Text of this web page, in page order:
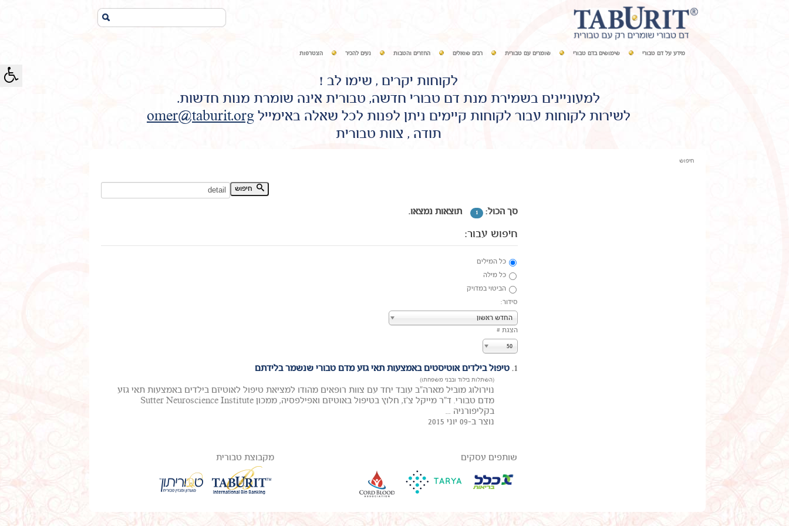
מידע על דם טבורי שימושים בדם טבורי שומרים עם טבורית רבים שואלים החזרים והטבות נעים להכיר הצטרפות
לקוחות יקרים , שימו לב !
למעוניינים בשמירת מנת דם טבורי חדשה, טבורית אינה שומרת מנות חדשות.
לשירות לקוחות עבור לקוחות קיימים ניתן לפנות לכל שאלה באימייל omer@taburit.org
תודה , צוות טבורית
חיפוש
חיפוש מילת מפתח:
סך הכול: 1 תוצאות נמצאו.
חיפוש עבור:
כל המילים
כל מילה
הביטוי במדויק
סידור:
החדש ראשון
הצגת #
50
1. טיפול בילדים אוטיסטים באמצעות תאי גזע מדם טבורי שנשמר בלידתם
(השתלות בילוד ובבני משפחתו)
נוירולוג מוביל מארה"ב עובד יחד עם צוות רופאים מהודו למציאת טיפול לאוטיזם בילדים באמצעות תאי גזע
מדם טבורי. ד"ר מייקל צ'ז, חלוץ בטיפול באוטיזם ואפילפסיה, ממכון Sutter Neuroscience Institute
בקליפורניה ...
נוצר ב-09 יוני 2015
שותפים עסקים מקבוצת טבורית